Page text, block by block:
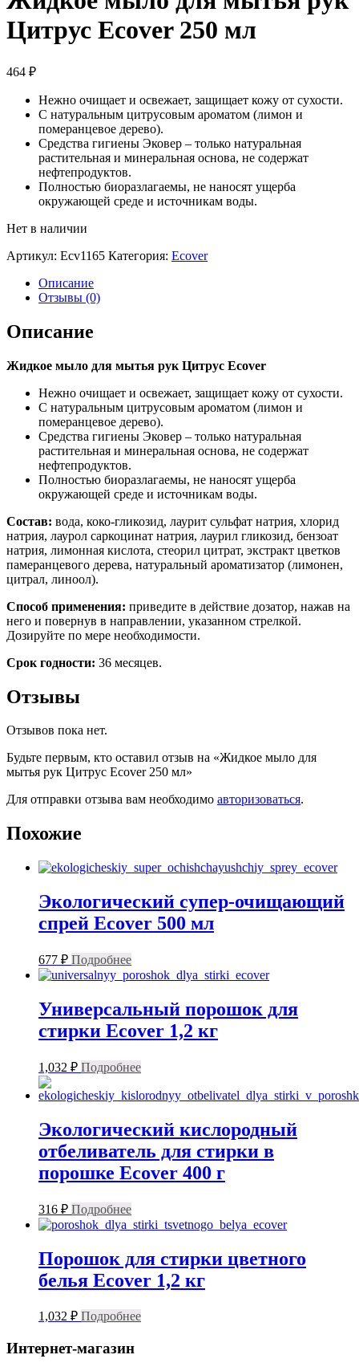
Цитрус Ecover 250 мл
464 ₽
Нежно очищает и освежает, защищает кожу от сухости.
С натуральным цитрусовым ароматом (лимон и
померанцевое дерево).
Средства гигиены Эковер – только натуральная
растительная и минеральная основа, не содержат
нефтепродуктов.
Полностью биоразлагаемы, не наносят ущерба
окружающей среде и источникам воды.
Нет в наличии
Артикул: Ecv1165 Категория: Ecover
Описание
Отзывы (0)
Описание
Жидкое мыло для мытья рук Цитрус Ecover
Нежно очищает и освежает, защищает кожу от сухости.
С натуральным цитрусовым ароматом (лимон и
померанцевое дерево).
Средства гигиены Эковер – только натуральная
растительная и минеральная основа, не содержат
нефтепродуктов.
Полностью биоразлагаемы, не наносят ущерба
окружающей среде и источникам воды.
Состав: вода, коко-гликозид, лаурит сульфат натрия, хлорид
натрия, лаурол саркоцинат натрия, лаурил гликозид, бензоат
натрия, лимонная кислота, стеорил цитрат, экстракт цветков
памеранцевого дерева, натуральный ароматизатор (лимонен,
цитрал, линоол).
Способ применения: приведите в действие дозатор, нажав на
него и повернув в направлении, указанном стрелкой.
Дозируйте по мере необходимости.
Срок годности: 36 месяцев.
Отзывы
Отзывов пока нет.
Будьте первым, кто оставил отзыв на «Жидкое мыло для
мытья рук Цитрус Ecover 250 мл»
Для отправки отзыва вам необходимо авторизоваться.
Похожие
Экологический супер-очищающий
спрей Ecover 500 мл
677 ₽ Подробнее
Универсальный порошок для
стирки Ecover 1,2 кг
1,032 ₽ Подробнее
Экологический кислородный
отбеливатель для стирки в
порошке Ecover 400 г
316 ₽ Подробнее
Порошок для стирки цветного
белья Ecover 1,2 кг
1,032 ₽ Подробнее
Интернет-магазин